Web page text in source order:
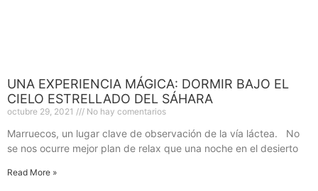
UNA EXPERIENCIA MÁGICA: DORMIR BAJO EL
CIELO ESTRELLADO DEL SÁHARA
octubre 29, 2021 No hay comentarios
Marruecos, un lugar clave de observación de la vía láctea. No
se nos ocurre mejor plan de relax que una noche en el desierto
Read More »